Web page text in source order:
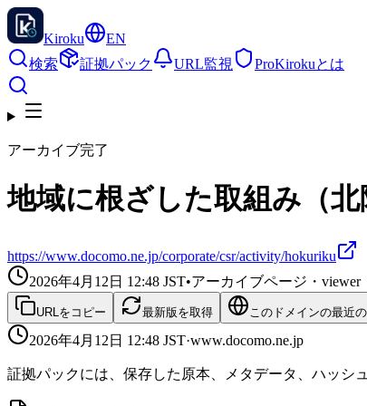
Kiroku
EN
検索
証拠パック URL監視 ProKirokuとは
アーカイブ完了
地域に根ざした取組み（
https://www.docomo.ne.jp/corporate/csr/activity/hokuriku
2026年4月12日 12:48 JST•アーカイブページ・
URLをコピー 最新版を取得 このドメインの最近
2026年4月12日 12:48 JST·www.docomo.ne.jp
証拠パックには、保存した原本、メタデータ、ハッシ